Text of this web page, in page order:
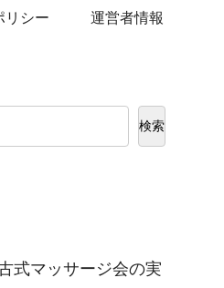
リシー 運営者情報
検索
式マッサージ会の実